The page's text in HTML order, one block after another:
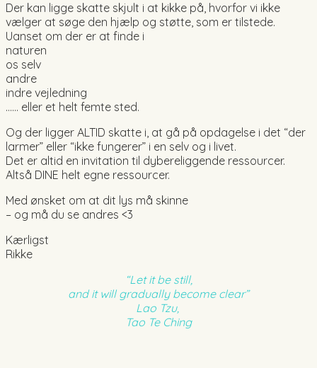
Der kan ligge skatte skjult i at kikke på, hvorfor vi ikke
vælger at søge den hjælp og støtte, som er tilstede.
Uanset om der er at finde i
naturen
os selv
andre
indre vejledning
…… eller et helt femte sted.
Og der ligger ALTID skatte i, at gå på opdagelse i det “der
larmer” eller “ikke fungerer” i en selv og i livet.
Det er altid en invitation til dybereliggende ressourcer.
Altså DINE helt egne ressourcer.
Med ønsket om at dit lys må skinne
– og må du se andres <3
Kærligst
Rikke
“Let it be still,
and it will gradually become clear”
Lao Tzu,
Tao Te Ching